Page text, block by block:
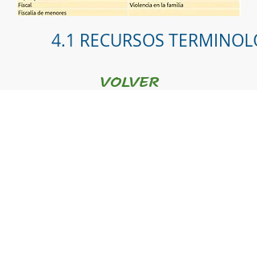
4.1 RECURSOS
VOLVER